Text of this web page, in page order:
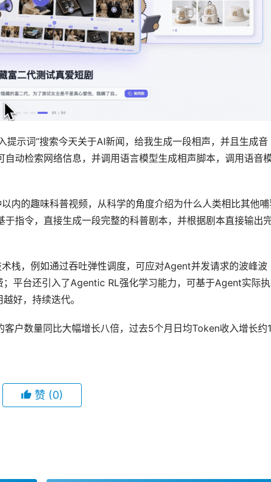
示词“搜索今天关于AI新闻，给我生成一段相声，并且生成音
动检索网络信息，并调用语言模型生成相声脚本，调用语音
内的趣味科普视频，从科学的角度介绍为什么人类相比其他
指令，直接生成一段完整的科普剧本，并根据剧本直接输出
栈，例如通过吞吐弹性调度，可应对Agent并发请求的波峰波
平台还引入了Agentic RL强化学习能力，可基于Agent实际
好，持续迭代。
户数量同比大幅增长八倍，过去5个月日均Token收入增长约
赞 (0)